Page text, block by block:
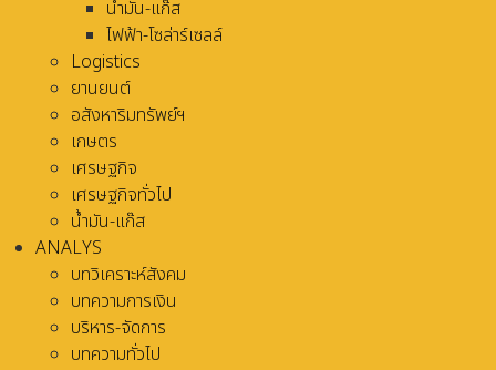
น้ำมัน-แก๊ส
ไฟฟ้า-โซล่าร์เซลล์
Logistics
ยานยนต์
อสังหาริมทรัพย์ฯ
เกษตร
เศรษฐกิจ
เศรษฐกิจทั่วไป
น้ำมัน-แก๊ส
ANALYS
บทวิเคราะห์สังคม
บทความการเงิน
บริหาร-จัดการ
บทความทั่วไป